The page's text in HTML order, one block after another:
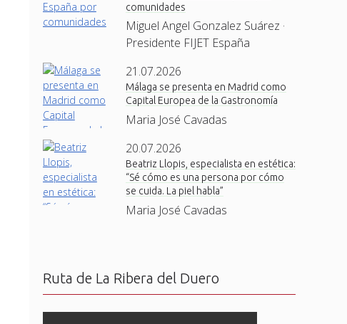
comunidades
Miguel Angel Gonzalez Suárez ·
Presidente FIJET España
21.07.2026
Málaga se presenta en Madrid como
Capital Europea de la Gastronomía
Maria José Cavadas
20.07.2026
Beatriz Llopis, especialista en estética:
“Sé cómo es una persona por cómo
se cuida. La piel habla”
Maria José Cavadas
Ruta de La Ribera del Duero